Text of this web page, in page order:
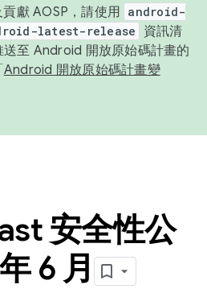
獻 AOSP，請使用 android-
latest-release
資訊清
至 Android 開放原始碼計畫的
Android 開放原始碼計畫變
安全性公
6 月